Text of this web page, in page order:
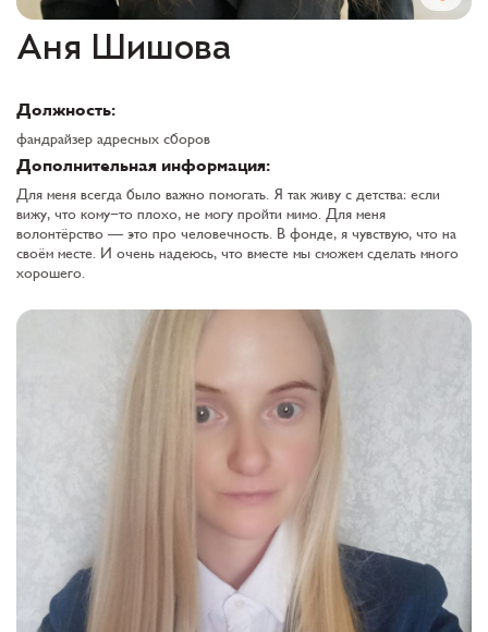
Аня Шишова
Должность:
фандрайзер адресных сборов
Дополнительная информация:
Для меня всегда было важно помогать. Я так живу с детства: если
вижу, что кому-то плохо, не могу пройти мимо. Для меня
волонтёрство — это про человечность. В фонде, я чувствую, что на
своём месте. И очень надеюсь, что вместе мы сможем сделать много
хорошего.